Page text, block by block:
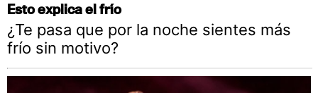
Esto explica el frío
¿Te pasa que por la noche sientes más
frío sin motivo?